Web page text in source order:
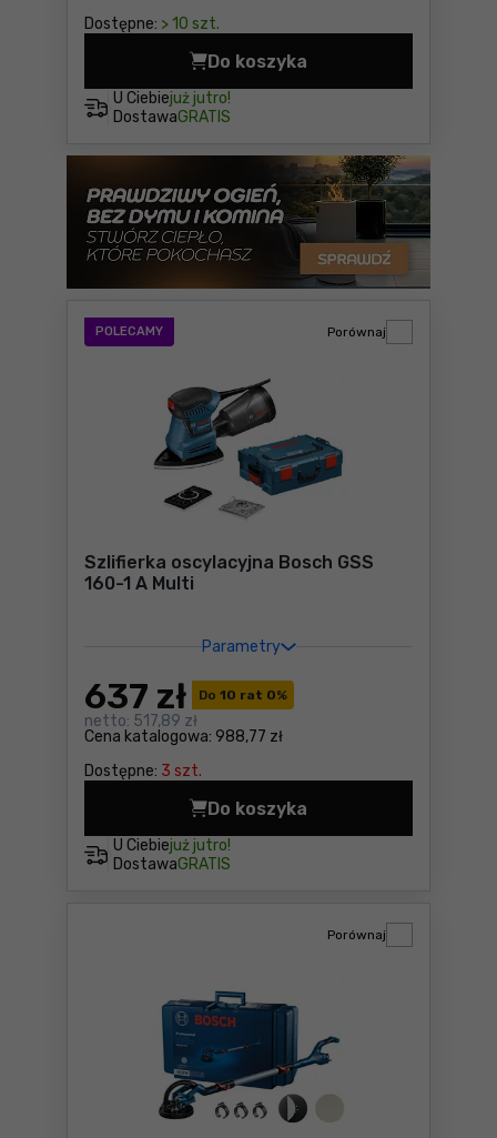
Dostępne: > 10 szt.
U Ciebiejuż jutro!
DostawaGRATIS
Do koszyka
Szlifierka do gipsu Bosch
POLECAMY
Szlifierka oscylacyjna Bosch GSS
160-1 A Multi
Parametry
Do 10 rat 0%
Cena katalogowa: 988,77 zł
637 zł
netto: 517,89 zł
Dostępne: 3 szt.
Porównaj
U Ciebiejuż jutro!
DostawaGRATIS
Do koszyka
Szlifierka oscylacyjna
Porównaj